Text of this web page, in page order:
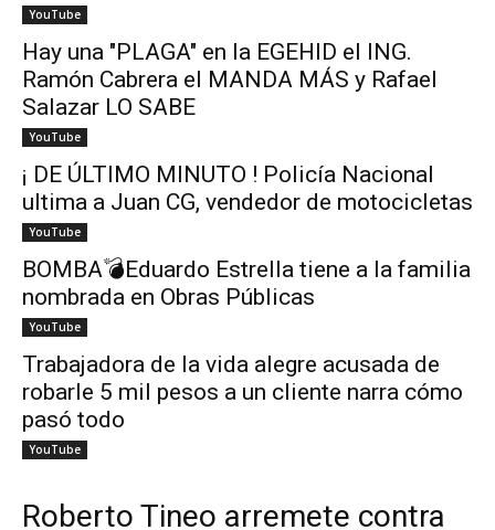
YouTube
Hay una "PLAGA" en la EGEHID el ING.
Ramón Cabrera el MANDA MÁS y Rafael
Salazar LO SABE
YouTube
¡ DE ÚLTIMO MINUTO ! Policía Nacional
ultima a Juan CG, vendedor de motocicletas
YouTube
BOMBA💣Eduardo Estrella tiene a la familia
nombrada en Obras Públicas
YouTube
Trabajadora de la vida alegre acusada de
robarle 5 mil pesos a un cliente narra cómo
pasó todo
YouTube
Roberto Tineo arremete contra